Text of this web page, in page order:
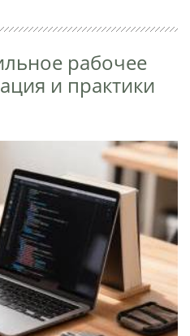
рабочее
и практики